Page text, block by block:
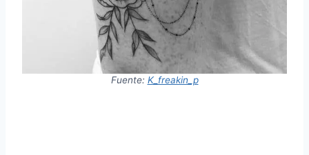
Fuente: K_freakin_p